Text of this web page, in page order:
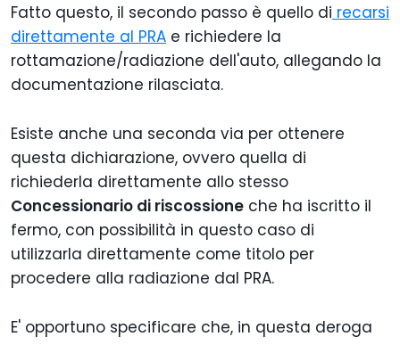
Fatto questo, il secondo passo è quello di recarsi
direttamente al PRA e richiedere la
rottamazione/radiazione dell'auto, allegando la
documentazione rilasciata.
Esiste anche una seconda via per ottenere
questa dichiarazione, ovvero quella di
richiederla direttamente allo stesso
Concessionario di riscossione che ha iscritto il
fermo, con possibilità in questo caso di
utilizzarla direttamente come titolo per
procedere alla radiazione dal PRA.
E' opportuno specificare che, in questa deroga